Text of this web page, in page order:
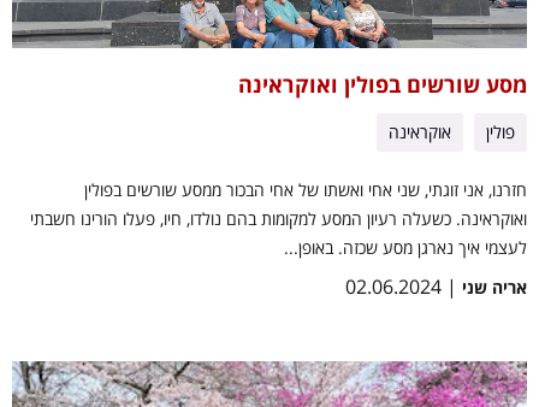
מסע שורשים בפולין ואוקראינה
פולין אוקראינה
חזרנו, אני זוגתי, שני אחי ואשתו של אחי הבכור ממסע שורשים בפולין
ואוקראינה. כשעלה רעיון המסע למקומות בהם נולדו, חיו, פעלו הורינו חשבתי
לעצמי איך נארגן מסע שכזה. באופן...
אריה שני | 02.06.2024